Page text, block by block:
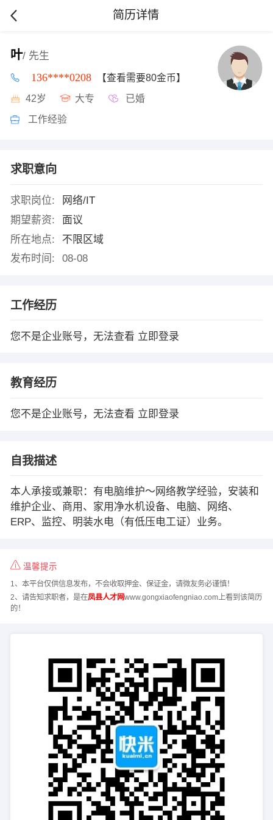
简历详情
叶/ 先生
136****0208 【查看需要80金币】
42岁 大专 已婚
工作经验
求职意向
求职岗位:
网络/IT
期望薪资:
面议
所在地点:
不限区域
发布时间:
08-08
工作经历
您不是企业账号，无法查看 立即登录
教育经历
您不是企业账号，无法查看 立即登录
自我描述
本人承接或兼职：有电脑维护～网络教学经验，安装和
维护企业、商用、家用净水机设备、电脑、网络、
ERP、监控、明装水电（有低压电工证）业务。
温馨提示
1、本平台仅供信息发布，不会收取押金、保证金，请微友务必谨慎！
2、请告知求职者，是在凤县人才网www.gongxiaofengniao.com上看到该简历
的！